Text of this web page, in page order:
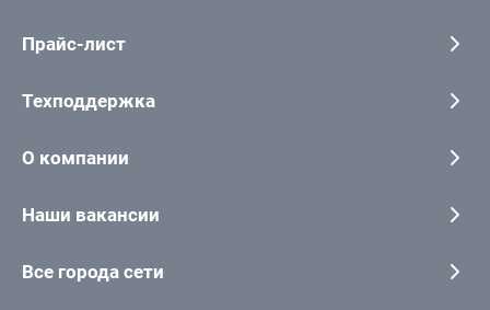
Прайс-лист
Техподдержка
О компании
Наши вакансии
Все города сети